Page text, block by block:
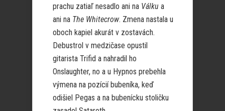
prachu zatiaľ nesadlo ani na Válku a
ani na The Whitecrow. Zmena nastala u
oboch kapiel akurát v zostavách.
Debustrol v medzičase opustil
gitarista Trifid a nahradil ho
Onslaughter, no a u Hypnos prebehla
výmena na pozícií bubeníka, keď
odišiel Pegas a na bubenícku stoličku